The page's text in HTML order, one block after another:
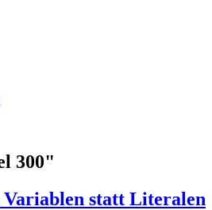
300"
Variablen statt Literalen